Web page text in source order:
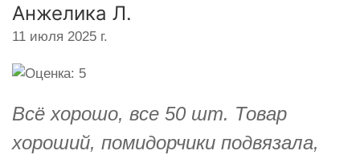
Анжелика Л.
11 июля 2025 г.
Всё хорошо, все 50 шт. Товар
хороший, помидорчики подвязала,